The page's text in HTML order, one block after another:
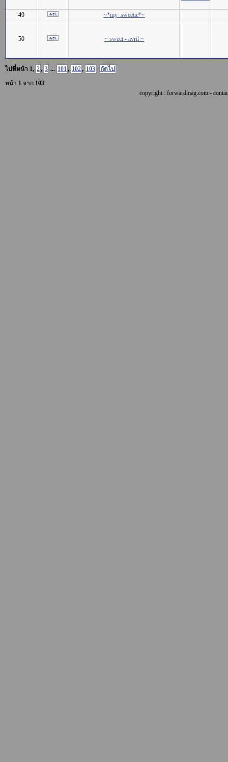
49 ~*my_sweetie*~
50 ~ sweet - avril ~
ไปที่หน้า 1, 2, 3 ... 101, 102, 103
ถัดไป
หน้า 1 จาก 103
copyright : forwardmag.com -